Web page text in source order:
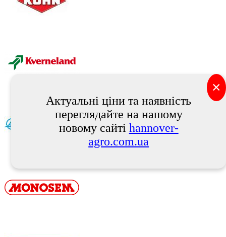
×
Актуальні ціни та наявність
переглядайте на нашому
новому сайті hannover-
agro.com.ua